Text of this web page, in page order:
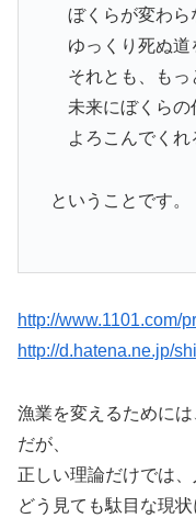
ぼくらが変わら
ゆっくり死ぬ道
それとも、もっ
未来にぼくらの
よろこんでくれ
ということです。
http://www.1101.com/
http://d.hatena.ne.jp/
漁業を変えるために
だが、
正しい理論だけでは、
どう見ても駄目な現